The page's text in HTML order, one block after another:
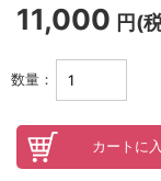
11,000 円(
数量：